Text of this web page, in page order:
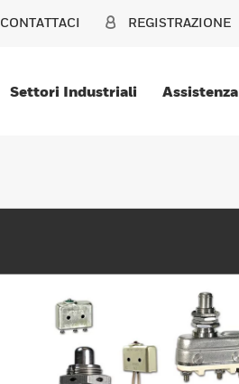
CONTATTACI REGISTRAZIONE
Settori Industriali Assistenza